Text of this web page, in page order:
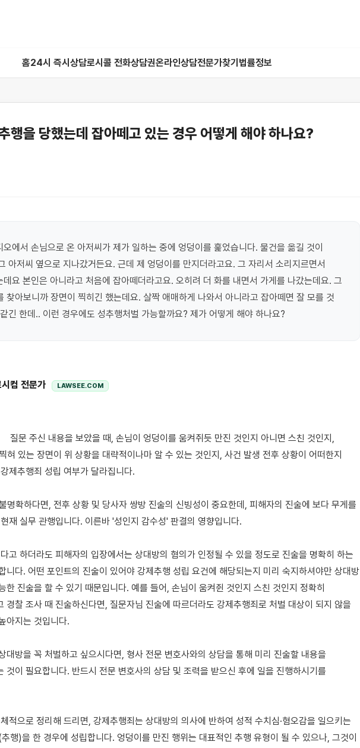
홈24시 즉시상담로시콜 전화상담권온라인상담전문가찾기 법률정보
행을 당했는데 잡아떼고 있는 경우 어떻게 해야 하나요?
오에서 손님으로 온 아저씨가 제가 일하는 중에 엉덩이를 훑었습니다. 물건을 옮길 것이
아저씨 옆으로 지나갔거든요. 근데 제 엉덩이를 만지더라고요. 그 자리서 소리지르면서
데요 본인은 아니라고 처음에 잡아떼더라고요. 오히려 더 화를 내면서 가게를 나갔는데요. 그
찾아보니까 장면이 찍히긴 했는데요. 살짝 애매하게 나와서 아니라고 잡아떼면 잘 모를 것
긴 한데.. 이런 경우에도 성추행처벌 가능할까요? 제가 어떻게 해야 하나요?
컴 전문가 LAWSEE.COM
혀 있는 장면이 위 상황을 대략적이나마 알 수 있는 것인지, 사건 발생 전후 상황이 어떠한지
제추행죄 성립 여부가 달라집니다.
명확하다면, 전후 상황 및 당사자 쌍방 진술의 신빙성이 중요한데, 피해자의 진술에 보다 무게를
재 실무 관행입니다. 이른바 '성인지 감수성' 판결의 영향입니다.
고 하더라도 피해자의 입장에서는 상대방의 혐의가 인정될 수 있을 정도로 진술을 명확히 하는
니다. 어떤 포인트의 진술이 있어야 강제추행 성립 요건에 해당되는지 미리 숙지하셔야만 상대방
한 진술을 할 수 있기 때문입니다. 예를 들어, 손님이 움켜쥔 것인지 스친 것인지 정확히
경찰 조사 때 진술하신다면, 질문자님 진술에 따르더라도 강제추행죄로 처벌 대상이 되지 않을
아지는 것입니다.
대방을 꼭 처벌하고 싶으시다면, 형사 전문 변호사와의 상담을 통해 미리 진술할 내용을
것이 필요합니다. 반드시 전문 변호사의 상담 및 조력을 받으신 후에 일을 진행하시기를
적으로 정리해 드리면, 강제추행죄는 상대방의 의사에 반하여 성적 수치심·혐오감을 일으키는
행)을 한 경우에 성립합니다. 엉덩이를 만진 행위는 대표적인 추행 유형이 될 수 있으나, 그것이